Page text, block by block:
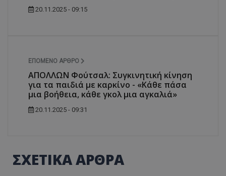
20.11.2025 - 09:15
ΕΠΌΜΕΝΟ ΆΡΘΡΟ
ΑΠΟΛΛΩΝ Φούτσαλ: Συγκινητική κίνηση
για τα παιδιά με καρκίνο - «Κάθε πάσα
μια βοήθεια, κάθε γκολ μια αγκαλιά»
20.11.2025 - 09:31
ΣΧΕΤΙΚΑ ΑΡΘΡΑ